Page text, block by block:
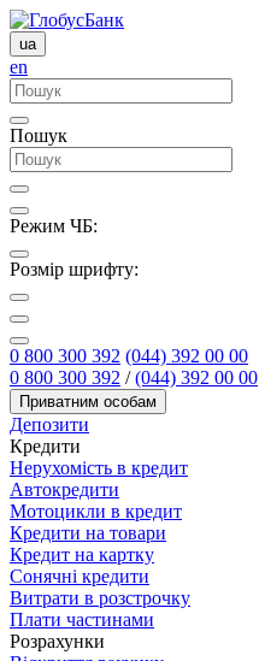
ua
en
Пошук
Режим ЧБ:
Розмір шрифту:
0 800 300 392 (044) 392 00 00
0 800 300 392 /(044) 392 00 00
Приватним особам
Депозити
Кредити
Нерухомість в кредит
Автокредити
Мотоцикли в кредит
Кредити на товари
Кредит на картку
Сонячні кредити
Витрати в розстрочку
Плати частинами
Розрахунки